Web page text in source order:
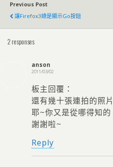
Previous Post
讓Firefox3總是顯示Go按鈕
2 responses
anson
2011/03/02
板主回覆：
還有幾十張連拍的照
耶~你又是從哪得知的
謝謝啦~
Reply